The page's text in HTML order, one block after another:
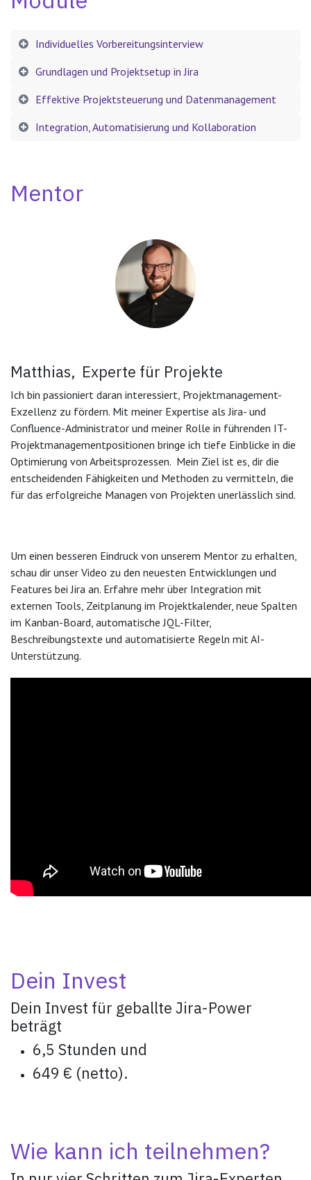
Individuelles Vorbereitungsinterview
Grundlagen und Projektsetup in Jira
Effektive Projektsteuerung und Datenmanagement
Integration, Automatisierung und Kollaboration
Mentor
Matthias, Experte für Projekte
Ich bin passioniert daran interessiert, Projektmanagement-
Exzellenz zu fördern. Mit meiner Expertise als Jira- und
Confluence-Administrator und meiner Rolle in führenden IT-
Projektmanagementpositionen bringe ich tiefe Einblicke in die
Optimierung von Arbeitsprozessen. Mein Ziel ist es, dir die
entscheidenden Fähigkeiten und Methoden zu vermitteln, die
für das erfolgreiche Managen von Projekten unerlässlich sind.
Um einen besseren Eindruck von unserem Mentor zu erhalten,
schau dir unser Video zu den neuesten Entwicklungen und
Features bei Jira an. Erfahre mehr über Integration mit
externen Tools, Zeitplanung im Projektkalender, neue Spalten
im Kanban-Board, automatische JQL-Filter,
Beschreibungstexte und automatisierte Regeln mit AI-
Unterstützung.
Dein Invest
Dein Invest für geballte Jira-Power
beträgt
6,5 Stunden und
649 € (netto).
Wie kann ich teilnehmen?